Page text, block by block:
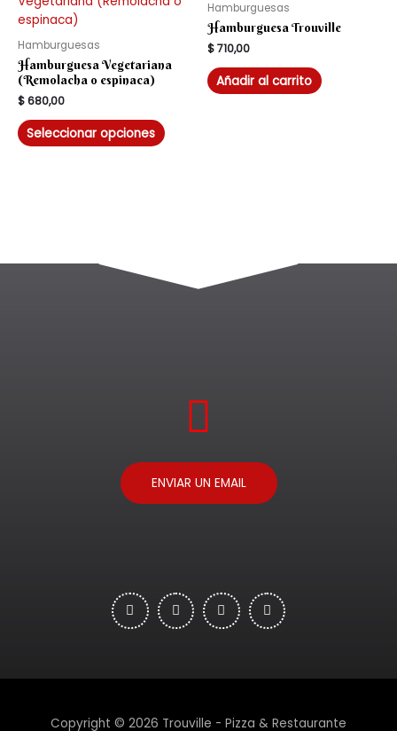
Hamburguesas
Hamburguesa Vegetariana
(Remolacha o espinaca)
$680,00
Seleccionar opciones
Hamburguesas
Hamburguesa Trouville
$710,00
Añadir al carrito
ENVIAR UN EMAIL
Copyright © 2026 Trouville - Pizza & Restaurante